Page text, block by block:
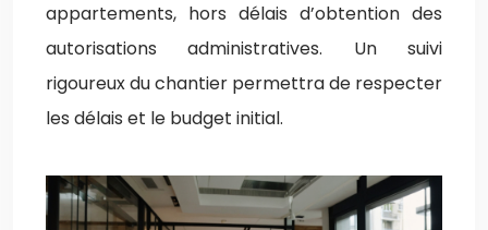
appartements, hors délais d’obtention des
autorisations administratives. Un suivi
rigoureux du chantier permettra de respecter
les délais et le budget initial.